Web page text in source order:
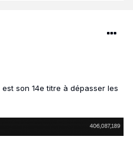
est son 14e titre à dépasser les